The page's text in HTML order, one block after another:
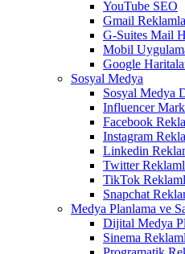
YouTube SEO
Gmail
G-Suites Mail
Mobil
Google
Sosyal Medya
Sosyal Medya
Influencer
Facebook
Instagram
Linkedin
Twitter
TikTok
Snapchat
Medya Planlama ve
Dijital Medya
Sinema